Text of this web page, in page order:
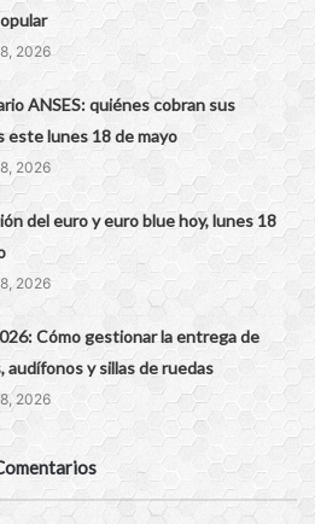
2026
ANSES: quiénes cobran sus
este lunes 18 de mayo
2026
del euro y euro blue hoy, lunes 18
2026
Cómo gestionar la entrega de
audífonos y sillas de ruedas
2026